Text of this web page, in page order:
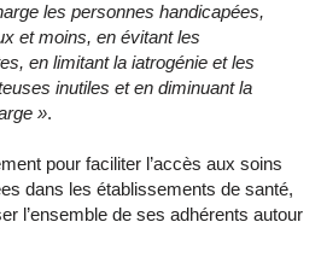
les personnes handicapées,
et moins, en évitant les
en limitant la iatrogénie et les
inutiles et en diminuant la
».
pour faciliter l’accès aux soins
dans les établissements de santé,
l’ensemble de ses adhérents autour